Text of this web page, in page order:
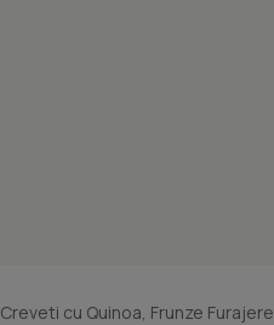
Creveti cu Quinoa, Frunze Furajere si Branza de Capra